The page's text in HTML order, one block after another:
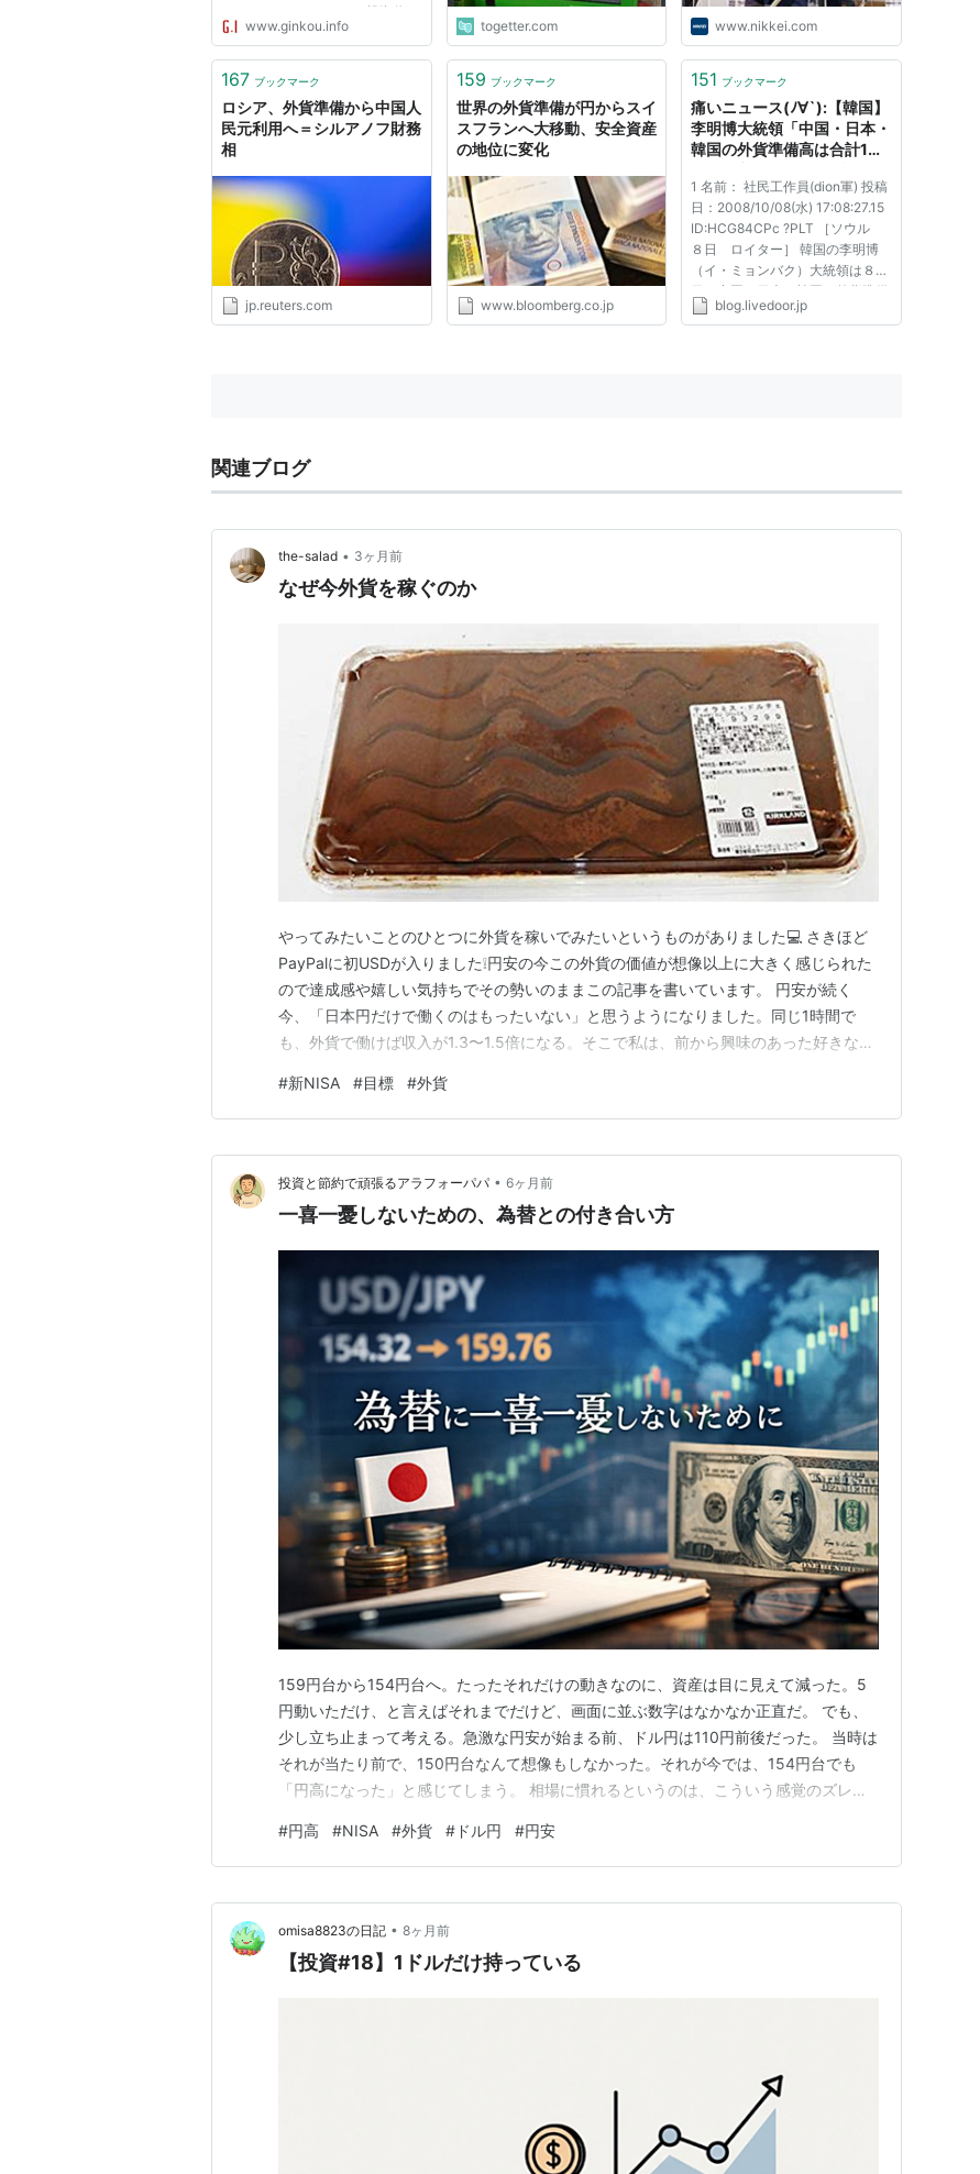
ローン・カードローン・投資信
託・セキュリティと、それぞれの
キング・手数料一覧・金利一覧・
報...
www.ginkou.info togetter.com www.nikkei.com
167 ブックマーク
ロシア、外貨準備から中国人
民元利用へ＝シルアノフ財務
相
jp.reuters.com
159 ブックマーク
世界の外貨準備が円からスイ
スフランへ大移動、安全資産
の地位に変化
www.bloomberg.co.jp
151 ブックマーク
痛いニュース(ﾉ∀`):【韓国】
李明博大統領「中国・日本・
韓国の外貨準備高は合計1兆
直面しない」
1 名前： 社民工作員(dion軍) 投稿
日：2008/10/08(水) 17:08:27.15
ID:HCG84CPc ?PLT ［ソウル
８日 ロイター］ 韓国の李明博
（イ・ミョンバク）大統領は８
日、中国と日本、韓国の外貨準備
は合計１兆８０００億ドルにのぼ
blog.livedoor.jp
関連ブログ
the-salad • 3ヶ月前
なぜ今外貨を稼ぐのか
やってみたいことのひとつに外貨を稼いでみたいというものがありました💻 さきほど
PayPalに初USDが入りました❕円安の今この外貨の価値が想像以上に大きく感じられた
ので達成感や嬉しい気持ちでその勢いのままこの記事を書いています。 円安が続く
今、「日本円だけで働くのはもったいない」と思うようになりました。同じ1時間で
も、外貨で働けば収入が1.3〜1.5倍になる。そこで私は、前から興味のあった好きなこ
り組んでいれば、今ごろもう少し積み上がっていたのかもしれない…そんなことをふと
思うくらいには、相性が良かったです。 お金の…
#新NISA #目標 #外貨
投資と節約で頑張るアラフォーパパ • 6ヶ月前
一喜一憂しないための、為替との付き合い方
159円台から154円台へ。たったそれだけの動きなのに、資産は目に見えて減った。5
円動いただけ、と言えばそれまでだけど、画面に並ぶ数字はなかなか正直だ。 でも、
少し立ち止まって考える。急激な円安が始まる前、ドル円は110円前後だった。 当時は
それが当たり前で、150円台なんて想像もしなかった。それが今では、154円台でも
「円高になった」と感じてしまう。 相場に慣れるというのは、こういう感覚のズレな
価額が揺れる。 円安のときは追い風に見えたものが、円高に振れた瞬間、重荷にな
る。同じ仕組みなのに、感じ方だけが真逆にな…
#円高 #NISA #外貨 # ドル円 #円安
omisa8823の日記 • 8ヶ月前
【投資#18】1ドルだけ持っている